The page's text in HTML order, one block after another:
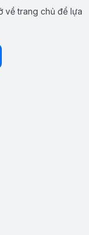
về trang chủ để lựa